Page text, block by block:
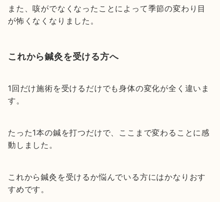
また、咳がでなくなったことによって季節の変わり目
が怖くなくなりました。
これから鍼灸を受ける方へ
1回だけ施術を受けるだけでも身体の変化が全く違いま
す。
たった1本の鍼を打つだけで、ここまで変わることに感
動しました。
これから鍼灸を受けるか悩んでいる方にはかなりおす
すめです。